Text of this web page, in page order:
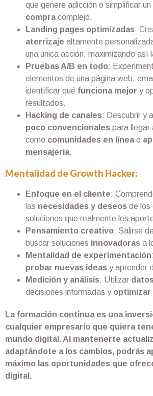
que genere adicción o simplificar un
compracomplejo.
Landing pages optimizadas:
aterrizaje altamente
una única acción, maximizando así
Pruebas A/B en todo:
elementos de una página web,
identificar qué funciona mejor y
resultados.
Hacking de canales: Descubrir y
poco convencionales para llegar
como comunidades en líneao
mensajería.
Mentalidad de Growth Hacker:
Enfoque en el cliente:
las necesidades y deseos de los
soluciones que realmente les
Pensamiento creativo: Salirse
buscar soluciones innovadoras a
Mentalidad de experimentación
probar nuevas ideas y aprender
Medición y análisis: Utilizar
decisiones informadas y optimizar
La formación continua es una
cualquier empresario que quiera
mundo digital. Al mantenerte
adaptándote a los cambios, podrás
máximo las oportunidades que
digital.